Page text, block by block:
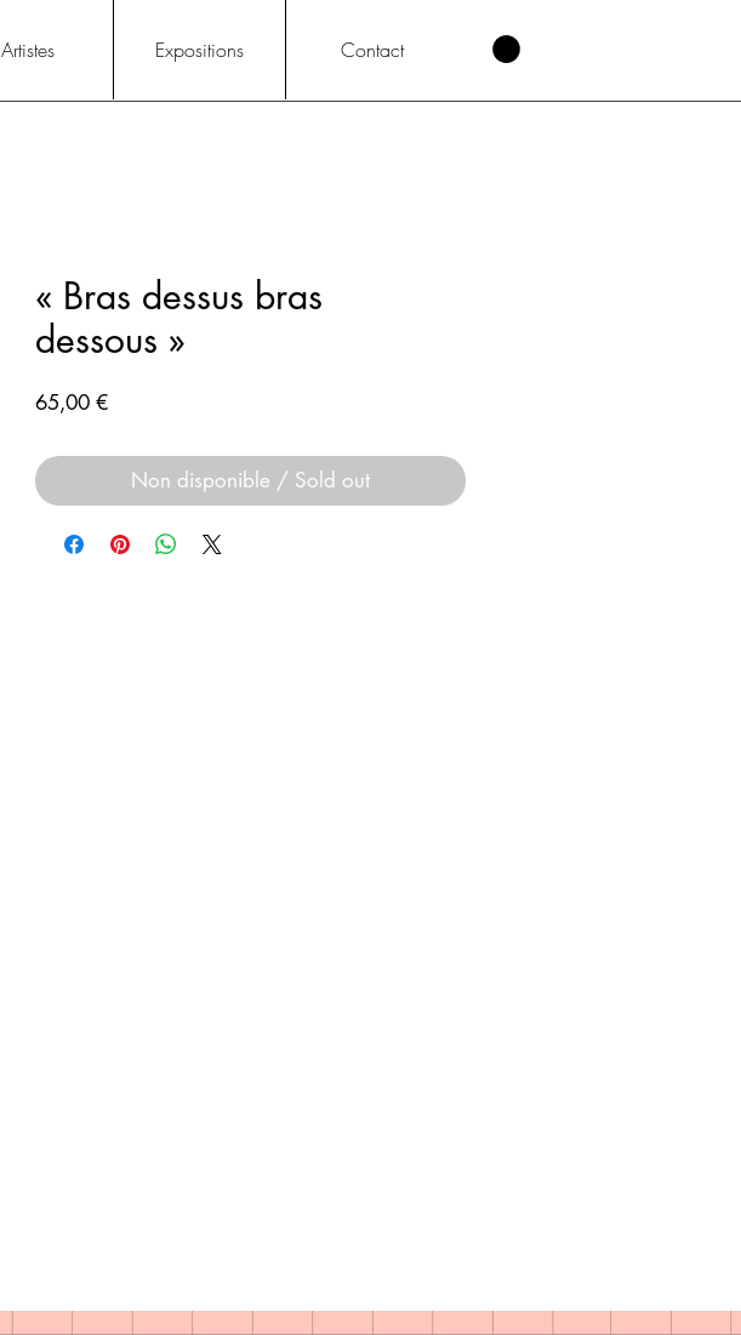
Artistes Expositions Contact
« Bras dessus bras
dessous »
65,00 €Prix
Non disponible / Sold out